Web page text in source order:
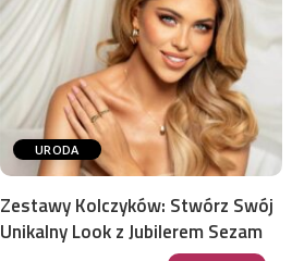
URODA
Zestawy Kolczyków: Stwórz Swój
Unikalny Look z Jubilerem Sezam